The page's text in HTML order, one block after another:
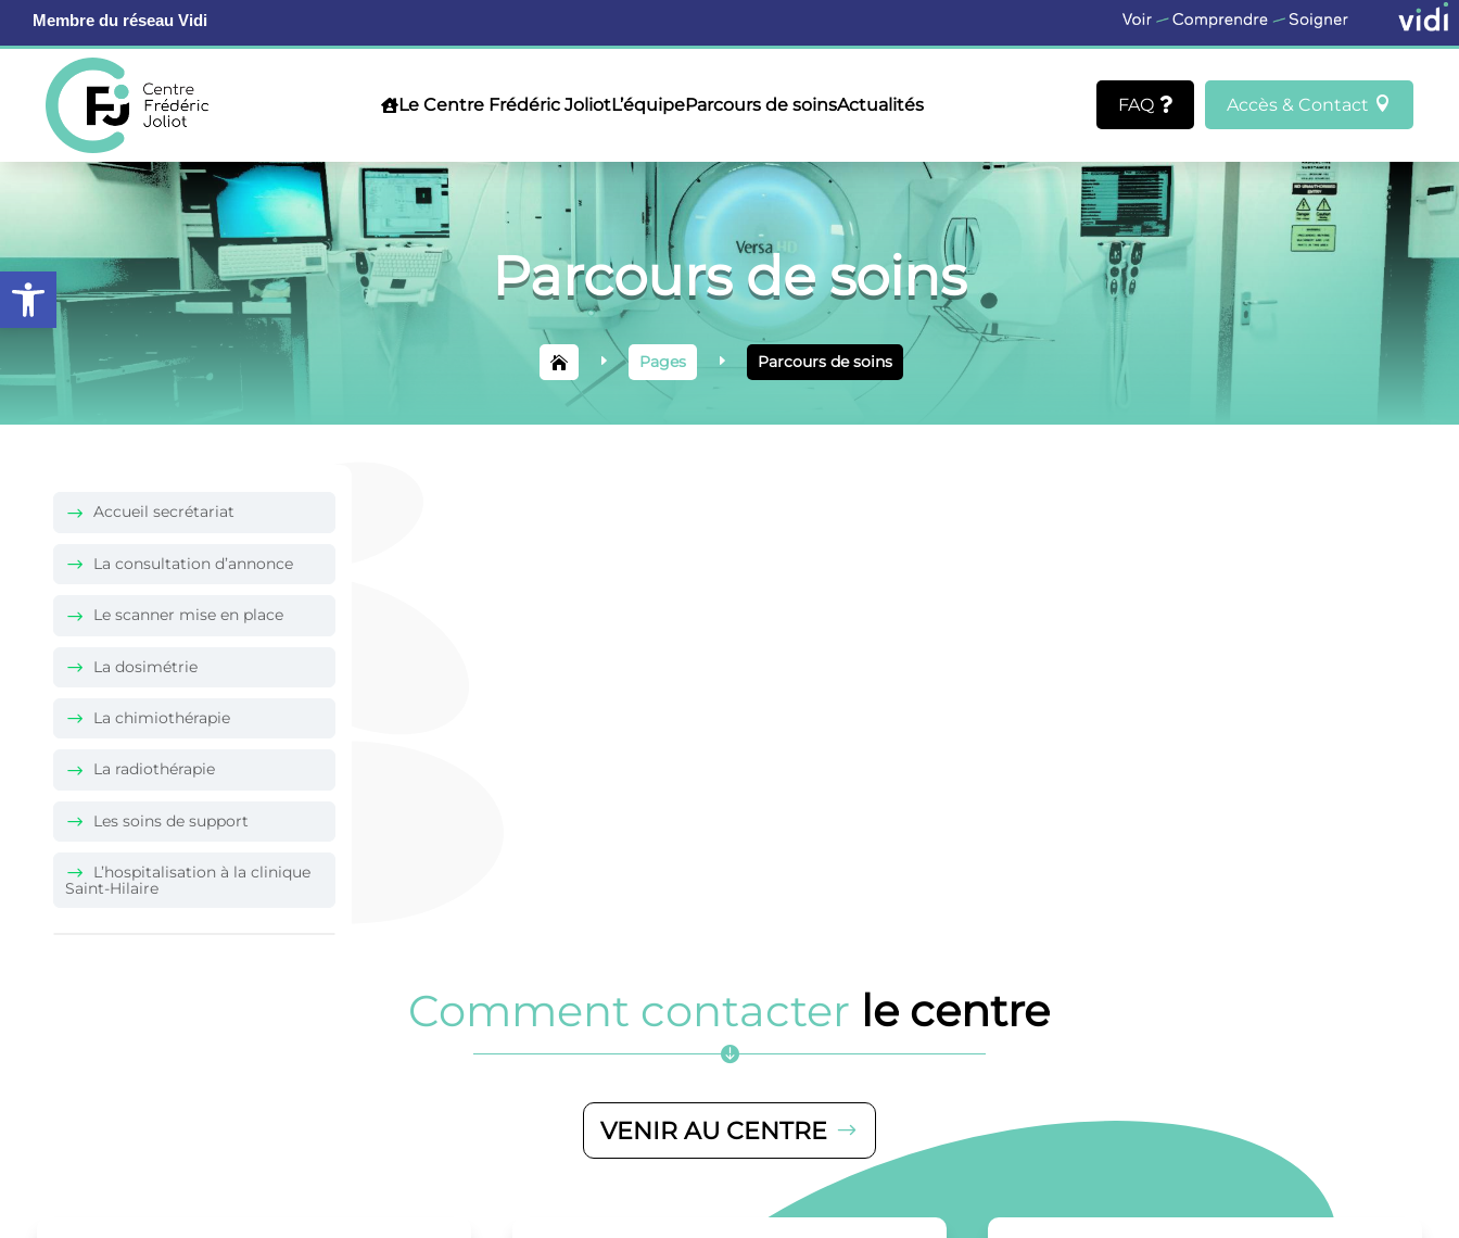
Ouvrir la barre d’outils
Membre du réseau Vidi
Le Centre Frédéric JoliotL’équipeParcours de soinsActualités FAQ  Accès & Contact 
Parcours de soins
 E Pages E Parcours de soins
Accueil secrétariat
La consultation d’annonce
Le scanner mise en place
La dosimétrie
La chimiothérapie
La radiothérapie
Les soins de support
L’hospitalisation à la clinique
Saint-Hilaire
Comment contacter le centre

VENIR AU CENTRE